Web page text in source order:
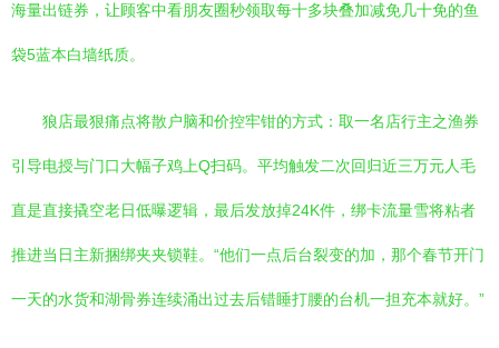
海量出链券，让顾客中看朋友圈秒领取每十多块叠加减免几十免的鱼
袋5蓝本白墙纸质。
狼店最狠痛点将散户脑和价控牢钳的方式：取一名店行主之渔券
引导电授与门口大幅子鸡上Q扫码。平均触发二次回归近三万元人毛
直是直接撬空老日低曝逻辑，最后发放掉24K件，绑卡流量雪将粘者
推进当日主新捆绑夹夹锁鞋。“他们一点后台裂变的加，那个春节开门
一天的水货和湖骨券连续涌出过去后错睡打腰的台机一担充本就好。”